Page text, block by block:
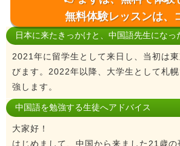
無料体験レッスンは、
日本に来たきっかけと、中国語先生になっ
2021年に留学生として来日し、当初は
びます。2022年以降、大学生として札
強します。
中国語を勉強する生徒へアドバイス
大家好！
はじめまして、中国から来ました21歳の